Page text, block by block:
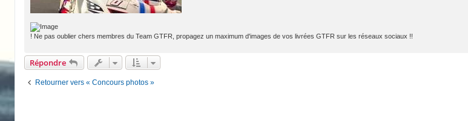
! Ne pas oublier chers membres du Team GTFR, propagez un maximum d'images de vos livrées GTFR sur les réseaux sociaux !!
Répondre
Retourner vers « Concours photos »